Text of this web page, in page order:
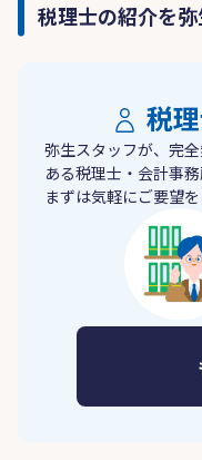
税理士の紹介を
税
弥生スタッフが、完
ある税理士・会計事務
まずは気軽にご要望